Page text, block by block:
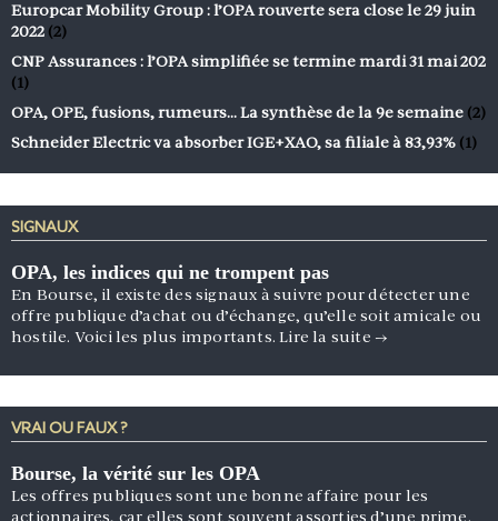
Europcar Mobility Group : l’OPA rouverte sera close le 29 juin
2022 (2)
CNP Assurances : l’OPA simplifiée se termine mardi 31 mai 202
(1)
OPA, OPE, fusions, rumeurs… La synthèse de la 9e semaine (2)
Schneider Electric va absorber IGE+XAO, sa filiale à 83,93% (1)
SIGNAUX
OPA, les indices qui ne trompent pas
En Bourse, il existe des signaux à suivre pour détecter une
offre publique d’achat ou d’échange, qu’elle soit amicale ou
hostile. Voici les plus importants.Lire la suite →
VRAI OU FAUX ?
Bourse, la vérité sur les OPA
Les offres publiques sont une bonne affaire pour les
actionnaires, car elles sont souvent assorties d’une prime.